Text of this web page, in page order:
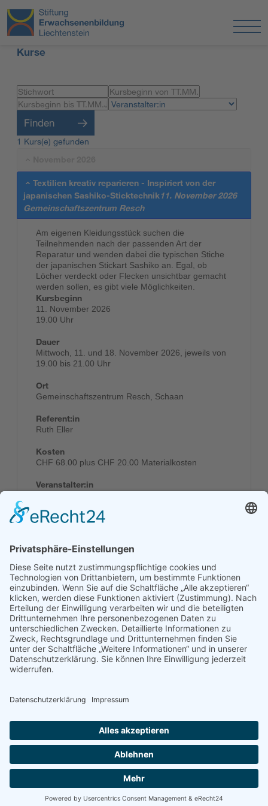
Kurse
Finden
1 Kurs(e) gefunden
Textilien kreativ reparieren - Inspiriert von der
japanischen Sashiko-Sticktechnik 11. November 2026
Gemeinschaftszentrum Resch
Am eigenen Kleidungsstück suchen die
Teilnehmenden nach der passenden Art der
Reparatur und wenden dabei die typischen Stiche
der japanischen Stickart Sashiko an. Egal, ob
Löcher verdeckt oder Flecken unsichtbar gemacht
werden sollen, es gibt viele Möglichkeiten.
Kursbeginn
11. November 2026
19.00 Uhr
Dauer
Mittwoch, 11. und 18. November 2026, jeweils von
19.00 bis 21.00 Uhr
Ort
Gemeinschaftszentrum Resch, Schaan
Referent:in
Ruth Eller
Kosten
CHF 68.00 plus CHF 20.00 Materialkosten
Veranstalter:in
Anmelden
Stiftung Erwachsenenbildung Liechtenstein
Landstrasse 92
9494 Schaan
T +423 232 95 80
stiftung@erwachsenenbildung.li
Links
Impressum